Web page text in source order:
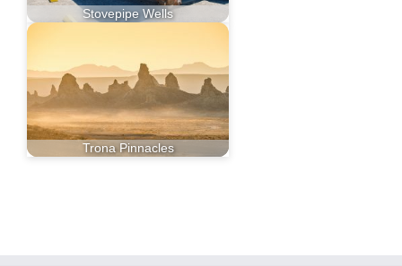
Stovepipe Wells
Trona Pinnacles